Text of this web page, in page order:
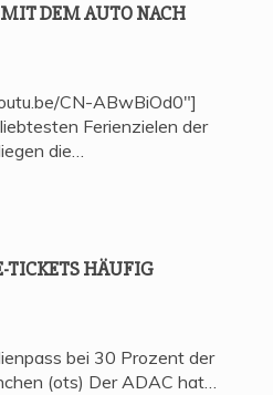
DEM AUTO NACH
CN-ABwBiOd0"]
Ferienzielen der
die…
TICKETS HÄU­FIG
bei 30 Prozent der
(ots) Der ADAC hat…